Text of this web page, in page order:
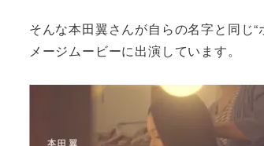
そんな本田翼さんが自らの名字と同じ
メージムービーに出演しています。